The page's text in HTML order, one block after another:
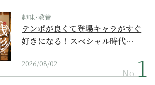
趣味･教養
テンポが良くて登場キャラがすぐ
好きになる！スペシャル時代…
2026/08/02
No.